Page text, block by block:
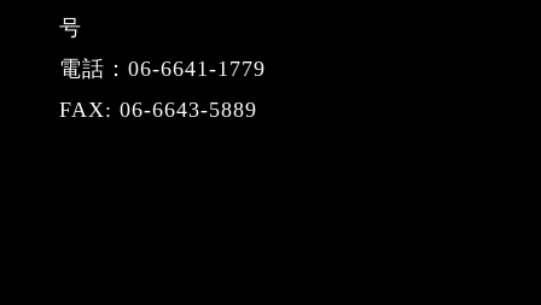
号
電話：06-6641-1779
FAX: 06-6643-5889